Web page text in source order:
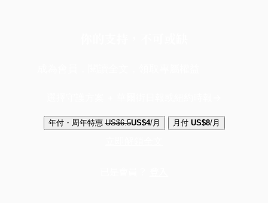
年付・周年特惠 US$6.5US$4/月 月付 US$8/月